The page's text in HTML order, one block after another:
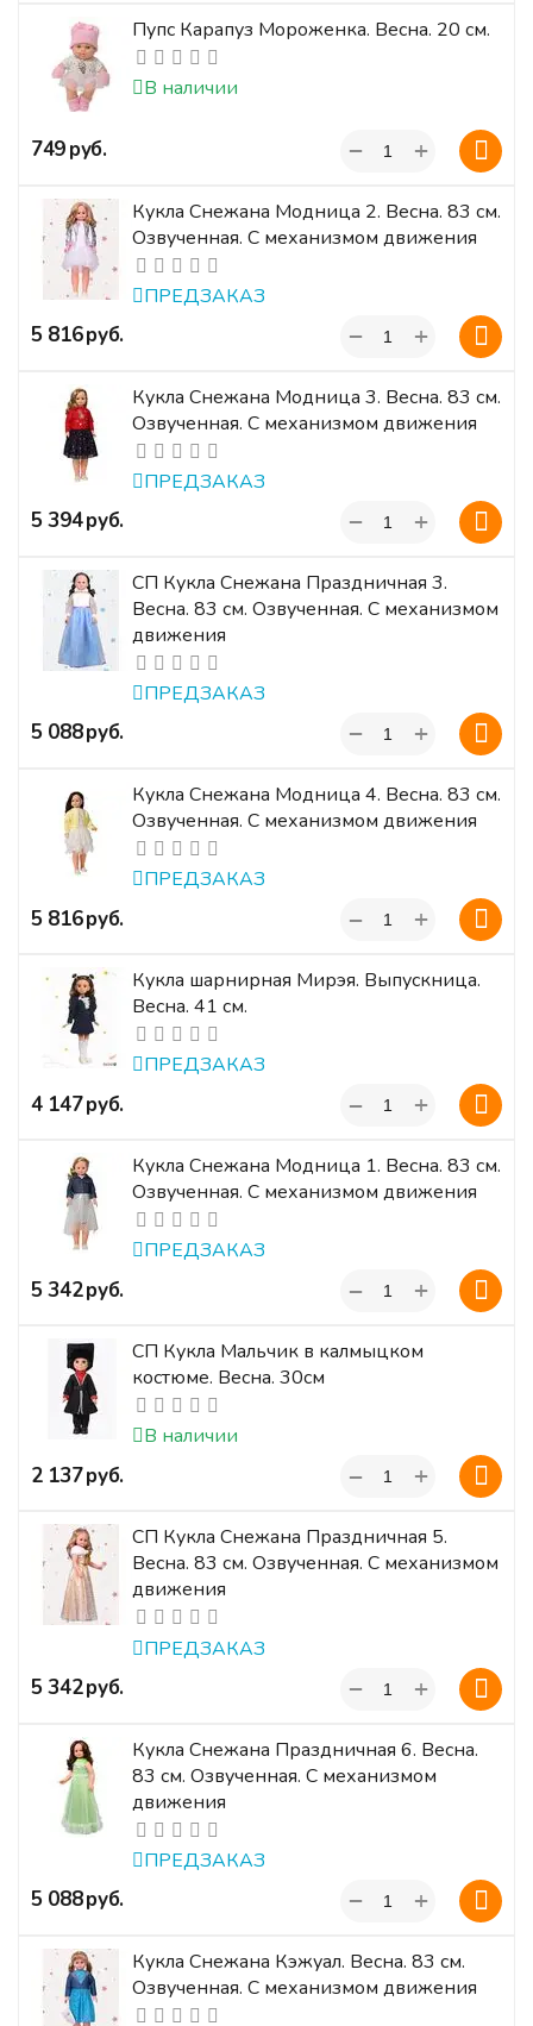
Пупс Карапуз Мороженка. Весна. 20 см.
В наличии
‍749‍руб. +
−
Кукла Снежана Модница 2. Весна. 83 см.
Озвученная. С механизмом движения
ПРЕДЗАКАЗ
‍5 816‍руб. +
−
Кукла Снежана Модница 3. Весна. 83 см.
Озвученная. С механизмом движения
ПРЕДЗАКАЗ
‍5 394‍руб. +
−
СП Кукла Снежана Праздничная 3.
Весна. 83 см. Озвученная. С механизмом
движения
ПРЕДЗАКАЗ
‍5 088‍руб. +
−
Кукла Снежана Модница 4. Весна. 83 см.
Озвученная. С механизмом движения
ПРЕДЗАКАЗ
‍5 816‍руб. +
−
Кукла шарнирная Мирэя. Выпускница.
Весна. 41 см.
ПРЕДЗАКАЗ
‍4 147‍руб. +
−
Кукла Снежана Модница 1. Весна. 83 см.
Озвученная. С механизмом движения
ПРЕДЗАКАЗ
‍5 342‍руб. +
−
СП Кукла Мальчик в калмыцком
костюме. Весна. 30см
В наличии
‍2 137‍руб. +
−
СП Кукла Снежана Праздничная 5.
Весна. 83 см. Озвученная. С механизмом
движения
ПРЕДЗАКАЗ
‍5 342‍руб. +
−
Кукла Снежана Праздничная 6. Весна.
83 см. Озвученная. С механизмом
движения
ПРЕДЗАКАЗ
‍5 088‍руб. +
−
Кукла Снежана Кэжуал. Весна. 83 см.
Озвученная. С механизмом движения